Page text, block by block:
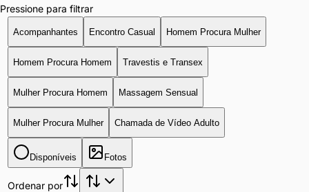
Pressione para filtrar
Acompanhantes Encontro Casual Homem Procura Mulher
Homem Procura Homem Travestis e Transex
Mulher Procura Homem Massagem Sensual
Mulher Procura Mulher Chamada de Vídeo Adulto
Disponíveis Fotos
Ordenar por